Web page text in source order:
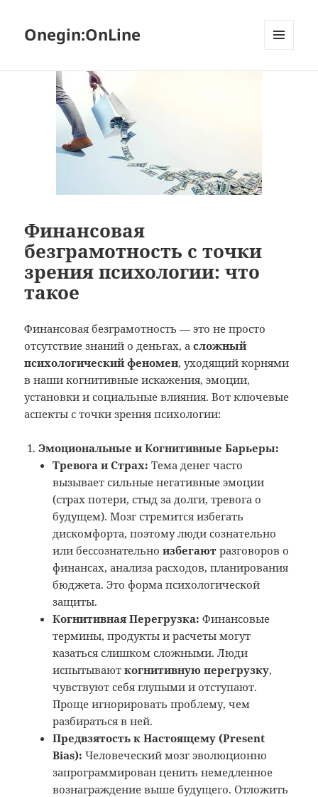
Onegin:OnLine
Финансовая
безграмотность с точки
зрения психологии: что
такое
Финансовая безграмотность — это не просто
отсутствие знаний о деньгах, асложный
психологический феномен, уходящий корнями
в наши когнитивные искажения, эмоции,
установки и социальные влияния. Вот ключевые
аспекты с точки зрения психологии:
Эмоциональные и Когнитивные Барьеры:
Тревога и Страх: Тема денег часто
вызывает сильные негативные эмоции
(страх потери, стыд за долги, тревога о
будущем). Мозг стремится избегать
дискомфорта, поэтому люди сознательно
или бессознательноизбегают разговоров о
финансах, анализа расходов, планирования
бюджета. Это форма психологической
защиты.
Когнитивная Перегрузка: Финансовые
термины, продукты и расчеты могут
казаться слишком сложными. Люди
испытываюткогнитивную перегрузку,
чувствуют себя глупыми и отступают.
Проще игнорировать проблему, чем
разбираться в ней.
Предвзятость к Настоящему (Present
Bias): Человеческий мозг эволюционно
запрограммирован ценить немедленное
вознаграждение выше будущего. Отложить